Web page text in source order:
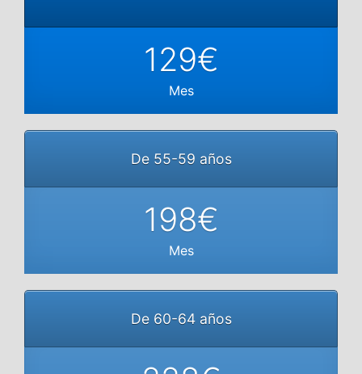
129€
Mes
De 55-59 años
198€
Mes
De 60-64 años